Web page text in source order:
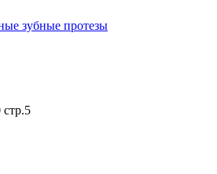
зубные протезы